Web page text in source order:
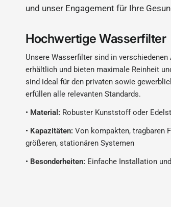
und unser Engagement für Ihre
Hochwertige Wasserfilter
Unsere Wasserfilter sind in verschiedenen
erhältlich und bieten maximale Reinheit
sind ideal für den privaten sowie
erfüllen alle relevanten Standards.
• Material: Robuster Kunststoff oder
• Kapazitäten: Von kompakten, tragbaren
größeren, stationären Systemen
• Besonderheiten: Einfache Installation